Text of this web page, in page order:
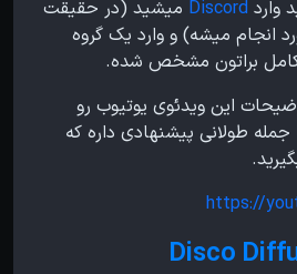
Discord میشید (در حقیقت
انجام میشه) و وارد یک گروه
براتون مشخص شده.
این ویدئوی یوتیوب رو
نزدیک به 10 تا جمله طولانی پیشنهادی داره که
https://